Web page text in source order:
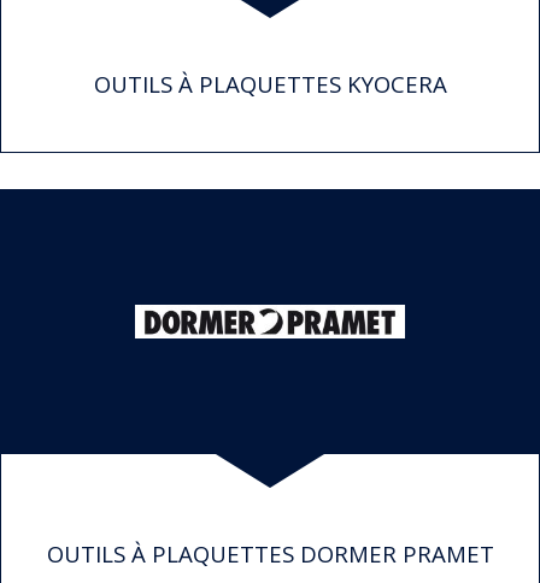
OUTILS À PLAQUETTES KYOCERA
OUTILS À PLAQUETTES DORMER PRAMET